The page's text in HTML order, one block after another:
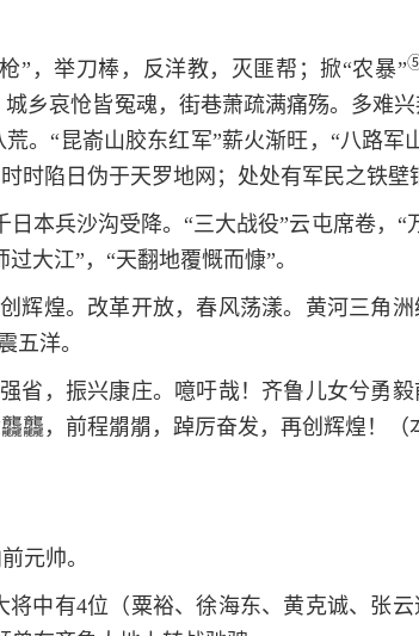
”，举刀棒，反洋教，灭匪帮；掀“农暴”
乡哀怆皆冤魂，街巷萧疏满痛殇。多难
“昆嵛山胶东红军”薪火渐旺，“八路军
时陷日伪于天罗地网；处处有军民之铁壁
本兵沙沟受降。“三大战役”云屯席卷，“
大江”，“天翻地覆慨而慷”。
辉煌。改革开放，春风荡漾。黄河三角
五洋。
省，振兴康庄。噫吁哉！齐鲁儿女兮勇
，前程朤朤，踔厉奋发，再创辉煌！（
元帅。
将中有4位（粟裕、徐海东、黄克诚、张